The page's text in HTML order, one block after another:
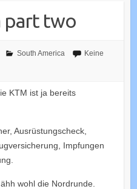
part two
South America
Keine
KTM ist ja bereits
Ausrüstungscheck,
Impfungen
wohl die Nordrunde.